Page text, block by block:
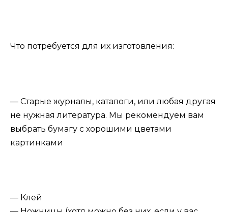
Что потребуется для их изготовления:
— Старые журналы, каталоги, или любая другая
не нужная литература. Мы рекомендуем вам
выбрать бумагу с хорошими цветами
картинками
— Клей